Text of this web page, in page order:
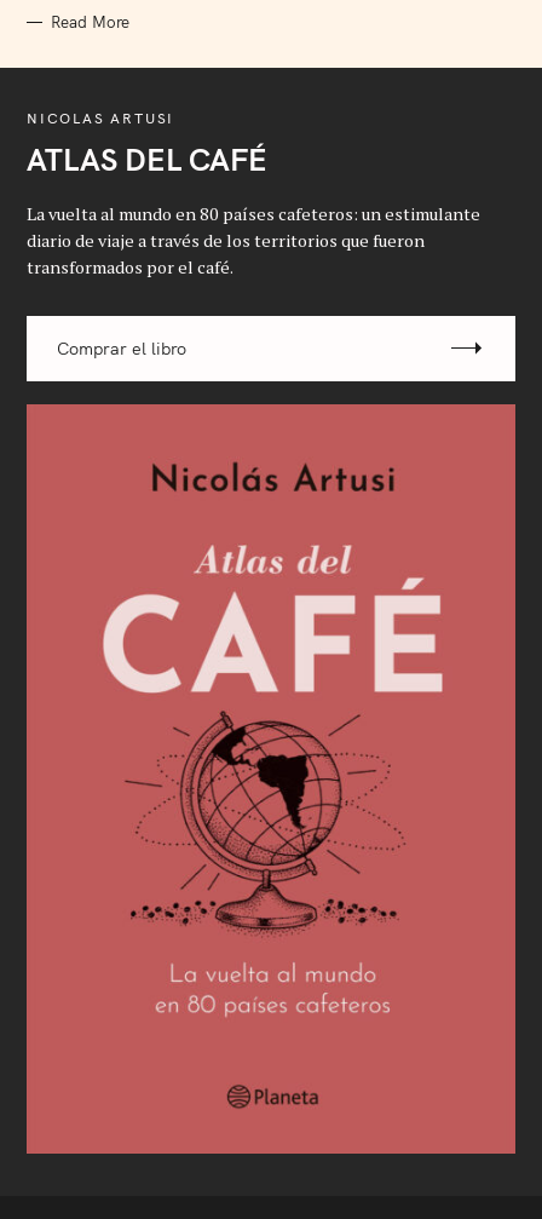
Read More
NICOLAS ARTUSI
ATLAS DEL CAFÉ
La vuelta al mundo en 80 países cafeteros: un estimulante
diario de viaje a través de los territorios que fueron
transformados por el café.
Comprar el libro